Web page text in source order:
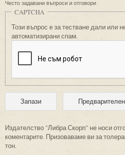
Често задавани въпроси и отговори
CAPTCHA
Този въпрос е за тестване дали или
автоматизирани спам.
Издателство "Либра Скорп" не носи
коментарите. Призоваваме ви за
тон.